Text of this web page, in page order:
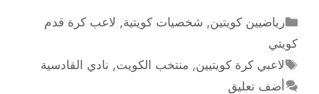
الدخيلالتصنيفات
رياضيين كويتين, شخصيات كويتية, لاعب كرة قدم
كويتي
الوسوم
لاعبي كرة كويتيين, منتخب الكويت, نادي القادسية
أضف تعليق